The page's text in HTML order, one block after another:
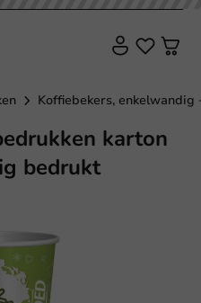
Koffiebekers,
karton
bedrukt